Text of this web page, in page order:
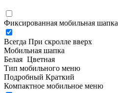
Фиксированная мобильная шапка
Всегда При скролле вверх
Мобильная шапка
Белая Цветная
Тип мобильного меню
Подробный Краткий
Компактное мобильное меню